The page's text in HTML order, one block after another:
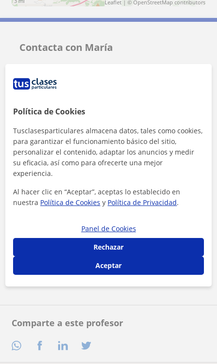
Comparte a este profesor
Leaflet | © OpenStreetMap contributors
Contacta con María
Al hacer clic, aceptas nuestro aviso legal
Contactar ahora
Política de Cookies
Tusclasesparticulares almacena datos, tales como cookies,
para garantizar el funcionamiento básico del sitio,
personalizar el contenido, adaptar los anuncios y medir
su eficacia, así como para ofrecerte una mejor
experiencia.
Al hacer clic en “Aceptar”, aceptas lo establecido en
nuestra Política de Cookies y Política de Privacidad.
Panel de Cookies
Rechazar
Aceptar